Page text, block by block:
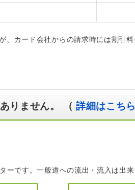
、カード会社からの請求時には割引
りません。 （ 詳細はこち
です。一般道への流出・流入は出来